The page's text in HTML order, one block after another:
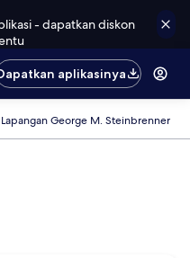
- dapatkan diskon
aplikasinya
George M. Steinbrenner